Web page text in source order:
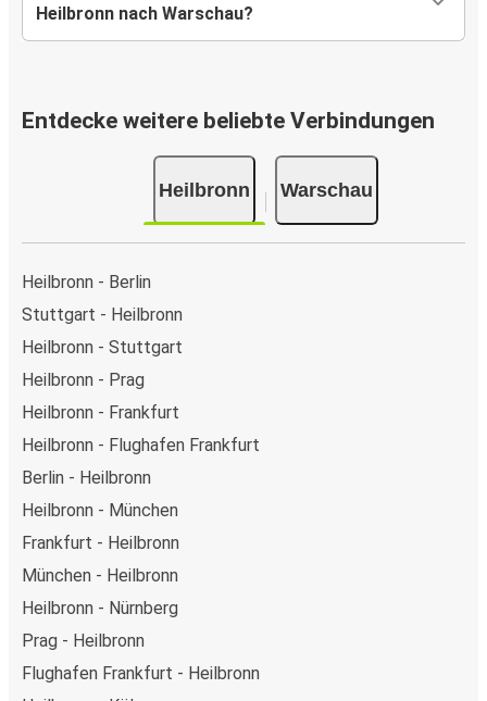
Heilbronn nach Warschau?
Entdecke weitere beliebte Verbindungen
Heilbronn Warschau
Heilbronn - Berlin
Stuttgart - Heilbronn
Heilbronn - Stuttgart
Heilbronn - Prag
Heilbronn - Frankfurt
Heilbronn - Flughafen Frankfurt
Berlin - Heilbronn
Heilbronn - München
Frankfurt - Heilbronn
München - Heilbronn
Heilbronn - Nürnberg
Prag - Heilbronn
Flughafen Frankfurt - Heilbronn